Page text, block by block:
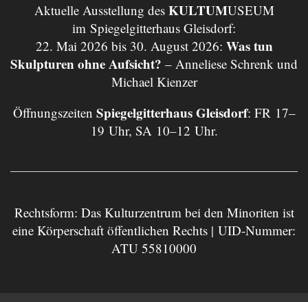
Aktuelle Ausstellung des KULTUMUSEUM
im Spiegelgitterhaus Gleisdorf:
22. Mai 2026 bis 30. August 2026: Was tun
Skulpturen ohne Aufsicht? – Anneliese Schrenk und
Michael Kienzer
Öffnungszeiten Spiegelgitterhaus Gleisdorf: FR 17–
19 Uhr, SA 10–12 Uhr.
Rechtsform: Das Kulturzentrum bei den Minoriten ist
eine Körperschaft öffentlichen Rechts | UID-Nummer:
ATU 55810000